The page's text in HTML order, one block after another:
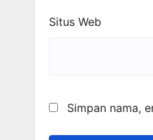
Situs Web
Simpan nama,